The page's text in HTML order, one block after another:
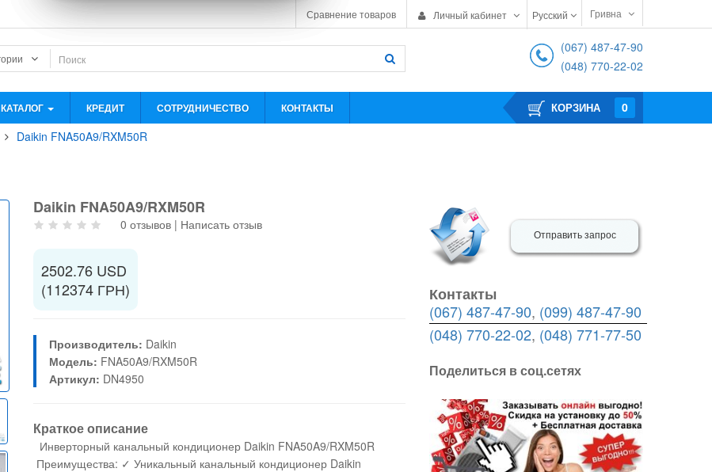
Сравнение товаров Личный кабинет Гривна
Русский
(067) 487-47-90
(048) 770-22-02
КАТАЛОГ КРЕДИТ СОТРУДНИЧЕСТВО КОНТАКТЫ КОРЗИНА
0
Daikin FNA50A9/RXM50R
Daikin FNA50A9/RXM50R
0 отзывов | Написать отзыв
2502.76 USD
(112374 ГРН)
Производитель: Daikin
Модель: FNA50A9/RXM50R
Артикул: DN4950
Краткое описание
Инверторный канальный кондиционер Daikin FNA50A9/RXM50R
Преимущества: ✓ Уникальный канальный кондиционер Daikin
Отправить запрос
Контакты
(067) 487-47-90, (099) 487-47-90
(048) 770-22-02, (048) 771-77-50
Поделиться в соц.сетях